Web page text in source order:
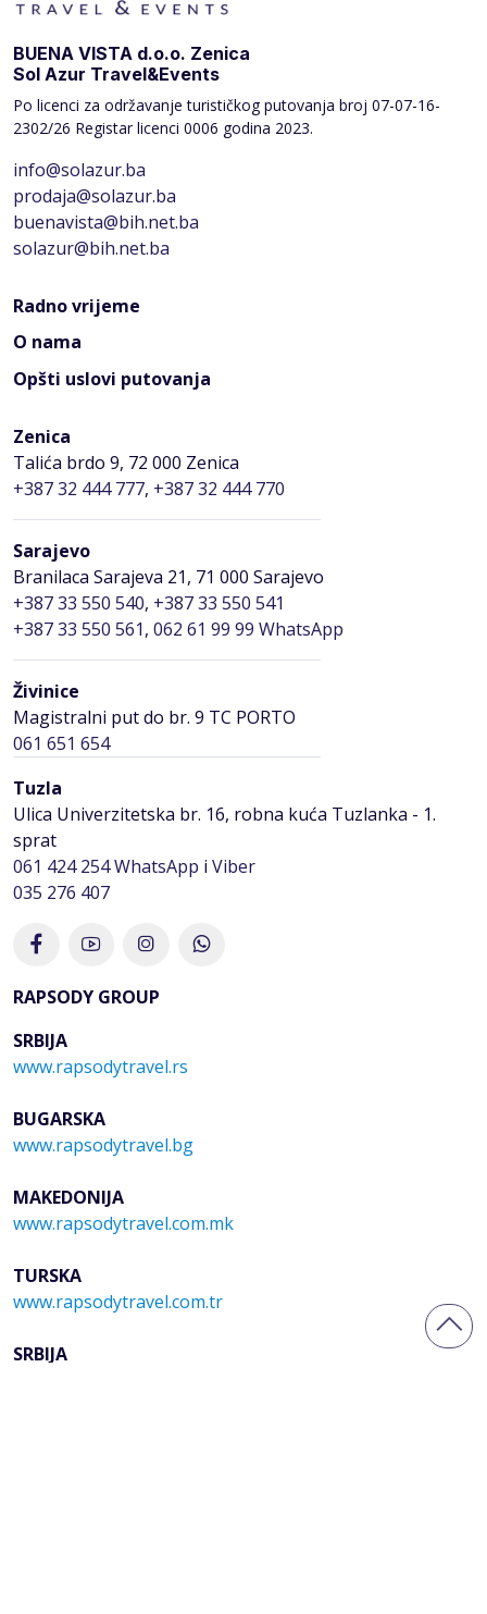
BUENA VISTA d.o.o. Zenica
Sol Azur Travel&Events
Po licenci za održavanje turističkog putovanja broj 07-07-16-
2302/26 Registar licenci 0006 godina 2023.
info@solazur.ba
prodaja@solazur.ba
buenavista@bih.net.ba
solazur@bih.net.ba
Radno vrijeme
O nama
Opšti uslovi putovanja
Zenica
Talića brdo 9, 72 000 Zenica
+387 32 444 777, +387 32 444 770
Sarajevo
Branilaca Sarajeva 21, 71 000 Sarajevo
+387 33 550 540, +387 33 550 541
+387 33 550 561, 062 61 99 99 WhatsApp
Živinice
Magistralni put do br. 9 TC PORTO
061 651 654
Tuzla
Ulica Univerzitetska br. 16, robna kuća Tuzlanka - 1.
sprat
061 424 254WhatsApp i Viber
035 276 407
RAPSODY GROUP
SRBIJA
www.rapsodytravel.rs
BUGARSKA
www.rapsodytravel.bg
MAKEDONIJA
www.rapsodytravel.com.mk
TURSKA
www.rapsodytravel.com.tr
SRBIJA